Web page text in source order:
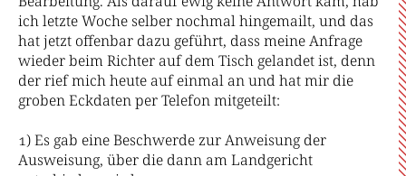
ich letzte Woche selber nochmal hingemailt, und das
hat jetzt offenbar dazu geführt, dass meine Anfrage
wieder beim Richter auf dem Tisch gelandet ist, denn
der rief mich heute auf einmal an und hat mir die
groben Eckdaten per Telefon mitgeteilt:
1) Es gab eine Beschwerde zur Anweisung der
Ausweisung, über die dann am Landgericht